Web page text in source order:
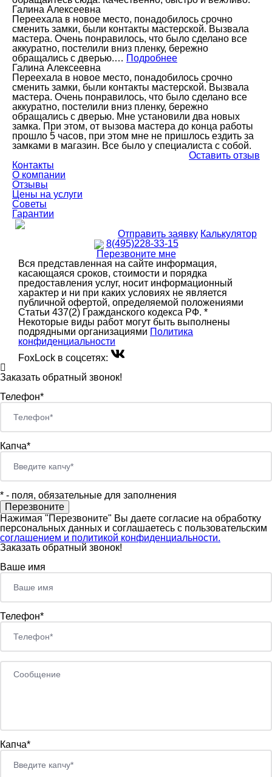
Галина Алексеевна
Переехала в новое место, понадобилось срочно
сменить замки, были контакты мастерской. Вызвала
мастера. Очень понравилось, что было сделано все
аккуратно, постелили вниз пленку, бережно
обращались с дверью.… Подробнее
Галина Алексеевна
Переехала в новое место, понадобилось срочно
сменить замки, были контакты мастерской. Вызвала
мастера. Очень понравилось, что было сделано все
аккуратно, постелили вниз пленку, бережно
обращались с дверью. Мне установили два новых
замка. При этом, от вызова мастера до конца работы
прошло 5 часов, при этом мне не пришлось ездить за
замками в магазин. Все было у специалиста с собой.
Оставить отзыв
Контакты
О компании
Отзывы
Цены на услуги
Советы
Гарантии
Отправить заявку Калькулятор
8(495)228-33-15
Перезвоните мне
Вся представленная на сайте информация,
касающаяся сроков, стоимости и порядка
предоставления услуг, носит информационный
характер и ни при каких условиях не является
публичной офертой, определяемой положениями
Статьи 437(2) Гражданского кодекса РФ. *
Некоторые виды работ могут быть выполнены
подрядными организациями Политика
конфиденциальности
FoxLock в соцсетях:
Заказать обратный звонок!
Телефон*
Капча*
* - поля, обязательные для заполнения
Нажимая "Перезвоните" Вы даете согласие на обработку
персональных данных и соглашаетесь c пользовательским
соглашением и политикой конфиденциальности.
Заказать обратный звонок!
Ваше имя
Телефон*
Капча*